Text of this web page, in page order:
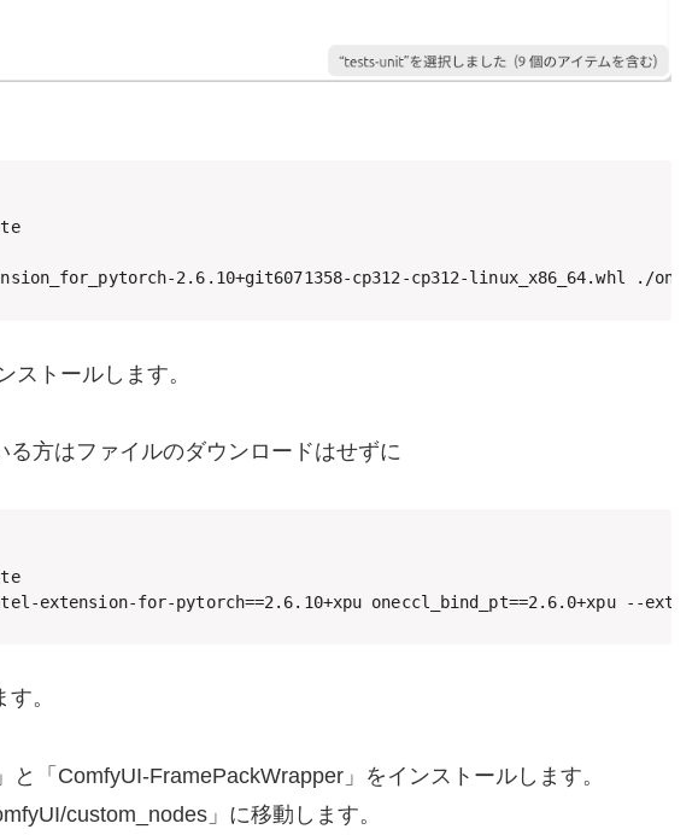
2.6.10+git6071358-cp312-cp312-linux_x86_64.whl ./
ストールします。
る方はファイルのダウンロードはせずに
extension-for-pytorch==2.6.10+xpu oneccl_bind_pt==2.6.0+xpu --
。
と「ComfyUI-FramePackWrapper」をインストールします。
custom_nodes」に移動します。